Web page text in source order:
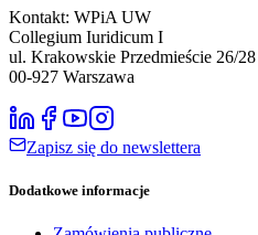
Kontakt: WPiA UW
Collegium Iuridicum I
ul. Krakowskie Przedmieście 26/28
00-927 Warszawa
Zapisz się do newslettera
Dodatkowe informacje